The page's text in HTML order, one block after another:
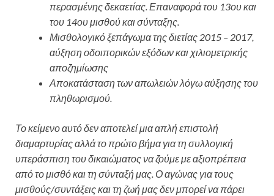
περασμένης δεκαετίας. Επαναφορά του 13ου και
του 14ου μισθού και σύνταξης.
Μισθολογικό ξεπάγωμα της διετίας 2015 – 2017,
αύξηση οδοιπορικών εξόδων και χιλιομετρικής
αποζημίωσης
Αποκατάσταση των απωλειών λόγω αύξησης του
πληθωρισμού.
Το κείμενο αυτό δεν αποτελεί μια απλή επιστολή
διαμαρτυρίας αλλά το πρώτο βήμα για τη συλλογική
υπεράσπιση του δικαιώματος να ζούμε με αξιοπρέπεια
από το μισθό και τη σύνταξή μας. Ο αγώνας για τους
μισθούς/συντάξεις και τη ζωή μας δεν μπορεί να πάρει